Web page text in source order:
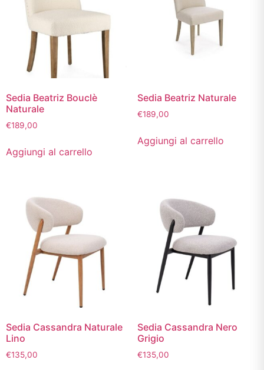
Sedia Beatriz Bouclè
Naturale
€189,00
Aggiungi al carrello
Sedia Beatriz Naturale
€189,00
Aggiungi al carrello
Sedia Cassandra Naturale
Lino
€135,00
Sedia Cassandra Nero
Grigio
€135,00